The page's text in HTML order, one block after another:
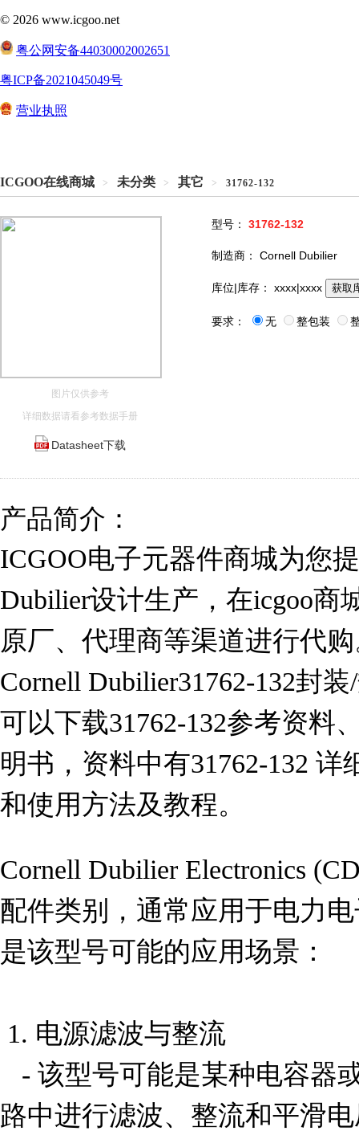
ICGOO在线商城 > 未分类 > 其它 > 31762-132
图片仅供参考
详细数据请看参考数据手册
Datasheet下载
型号： 31762-132
制造商： Cornell Dubilier
库位|库存： xxxx|xxxx 获取
要求： 无 整包装
产品简介：
ICGOO电子元器件商城为您
Dubilier设计生产，在icgoo商
原厂、代理商等渠道进行代
Cornell Dubilier31762-132封
可以下载31762-132参考资料
明书，资料中有31762-132
和使用方法及教程。
Cornell Dubilier Electronics
配件类别，通常应用于电力
是该型号可能的应用场景：
路中进行滤波、整流和平滑